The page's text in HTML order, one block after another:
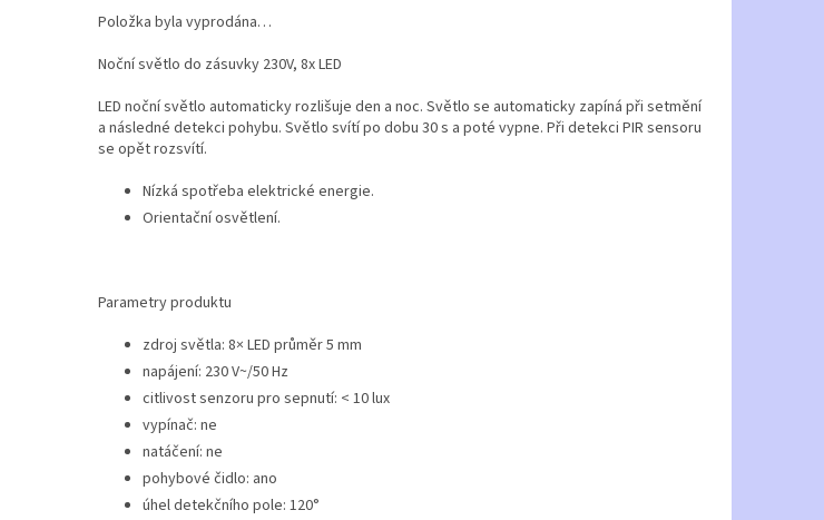
Položka byla vyprodána…
Noční světlo do zásuvky 230V, 8x LED
LED noční světlo automaticky rozlišuje den a noc. Světlo se automaticky zapíná při setmění
a následné detekci pohybu. Světlo svítí po dobu 30 s a poté vypne. Při detekci PIR sensoru
se opět rozsvítí.
Nízká spotřeba elektrické energie.
Orientační osvětlení.
Parametry produktu
zdroj světla: 8× LED průměr 5 mm
napájení: 230 V~/50 Hz
citlivost senzoru pro sepnutí: < 10 lux
vypínač: ne
natáčení: ne
pohybové čidlo: ano
úhel detekčního pole: 120°